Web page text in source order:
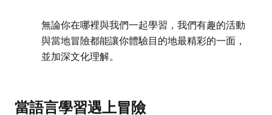
無論你在哪裡與我們一起學習，我們有趣的活動
與當地冒險都能讓你體驗目的地最精彩的一面，
並加深文化理解。
當語言學習遇上冒險